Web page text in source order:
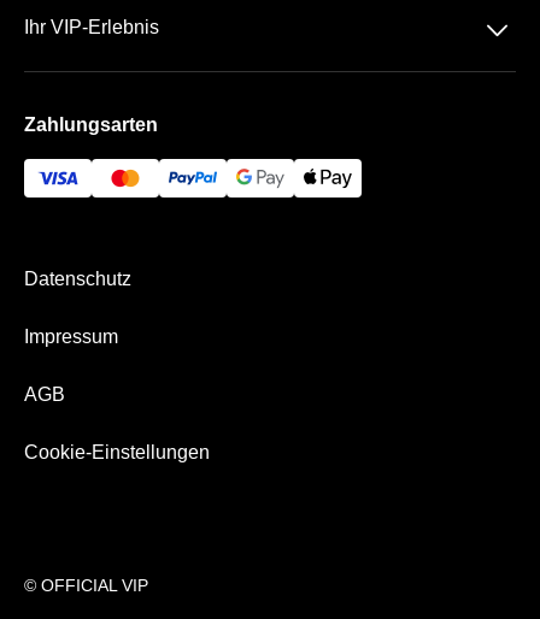
Team
Ihr VIP-Erlebnis 􀆈
Hertha BSC Business App
Zahlungsarten
© OFFICIAL VIP
Datenschutz
Impressum
AGB
Cookie-Einstellungen